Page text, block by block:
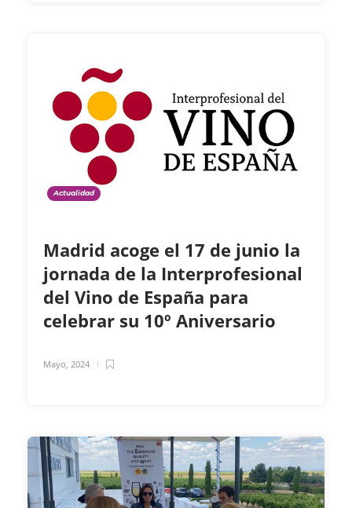
Actualidad
Madrid acoge el 17 de junio la
jornada de la Interprofesional
del Vino de España para
celebrar su 10º Aniversario
Mayo, 2024